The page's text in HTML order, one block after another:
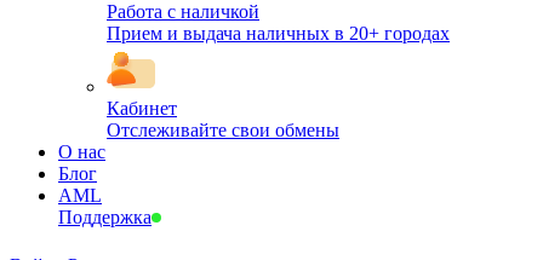
Работа с наличкой
Прием и выдача наличных в 20+ городах
Кабинет
Отслеживайте свои обмены
О нас
Блог
AML
Поддержка